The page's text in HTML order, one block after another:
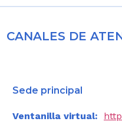
CANALES DE
Sede principal
Ventanilla virtual: